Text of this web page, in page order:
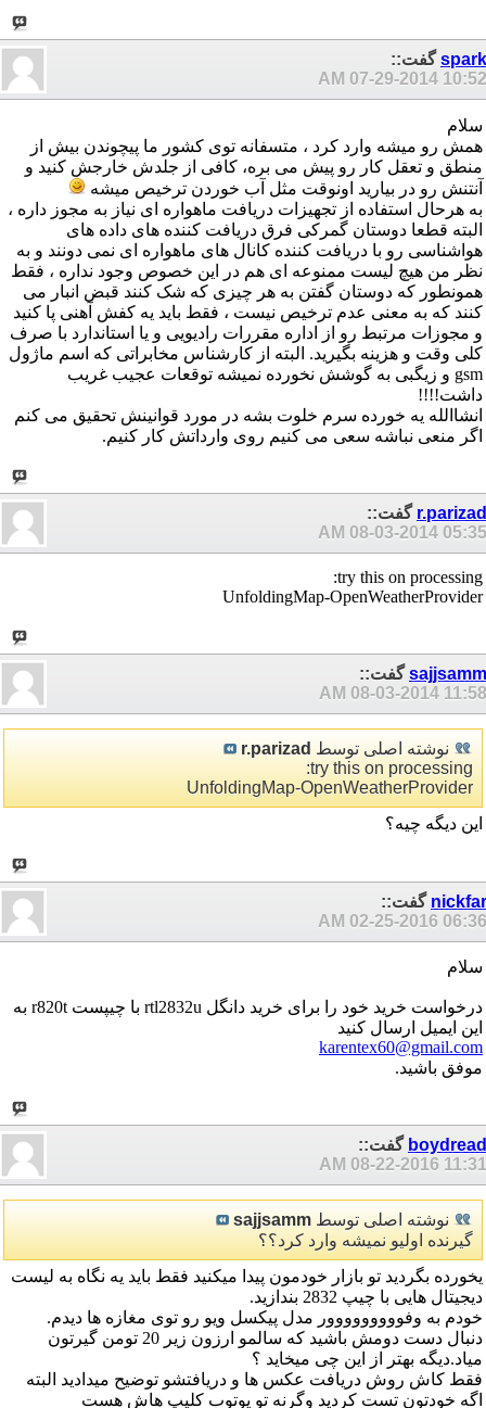
sparkگفت::
07-29-2014 10:52 AM
سلام
همش رو میشه وارد کرد ، متسفانه توی کشور ما پیچوندن بیش از
منطق و تعقل کار رو پیش می بره، کافی از جلدش خارجش کنید و
آنتنش رو در بیارید اونوقت مثل آب خوردن ترخیص میشه
به هرحال استفاده از تجهیزات دریافت ماهواره ای نیاز به مجوز داره ،
البته قطعا دوستان گمرکی فرق دریافت کننده های داده های
هواشناسی رو با دریافت کننده کانال های ماهواره ای نمی دونند و به
نظر من هیچ لیست ممنوعه ای هم در این خصوص وجود نداره ، فقط
همونطور که دوستان گفتن به هر چیزی که شک کنند قبض انبار می
کنند که به معنی عدم ترخیص نیست ، فقط باید یه کفش آهنی پا کنید
و مجوزات مرتبط رو از اداره مقررات رادیویی و یا استاندارد با صرف
کلی وقت و هزینه بگیرید. البته از کارشناس مخابراتی که اسم ماژول
gsm و زیگبی به گوشش نخورده نمیشه توقعات عجیب غریب
داشت!!!!
انشاالله یه خورده سرم خلوت بشه در مورد قوانینش تحقیق می کنم
اگر منعی نباشه سعی می کنیم روی وارداتش کار کنیم.
r.parizad گفت::
08-03-2014 05:35 AM
try this on processing:
UnfoldingMap-OpenWeatherProvider
sajjsammگفت::
08-03-2014 11:58 AM
نوشته اصلی توسط r.parizad
try this on processing:
UnfoldingMap-OpenWeatherProvider
این دیگه چیه؟
nickfar گفت::
02-25-2016 06:36 AM
سلام
درخواست خرید خود را برای خرید دانگل rtl2832u با چیپست r820t به
این ایمیل ارسال کنید
karentex60@gmail.com
موفق باشید.
boydread گفت::
08-22-2016 11:31 AM
نوشته اصلی توسط sajjsamm
گیرنده اولیو نمیشه وارد کرد؟؟
یخورده بگردید تو بازار خودمون پیدا میکنید فقط باید یه نگاه به لیست
دیجیتال هایی با چیپ 2832 بندازید.
خودم به وفووووووووور مدل پیکسل ویو رو توی مغازه ها دیدم.
دنبال دست دومش باشید که سالمو ارزون زیر 20 تومن گیرتون
میاد.دیگه بهتر از این چی میخاید ؟
فقط کاش روش دریافت عکس ها و دریافتشو توضیح میدادید البته
اگه خودتون تست کردید وگرنه تو یوتوب کلیپ هاش هست